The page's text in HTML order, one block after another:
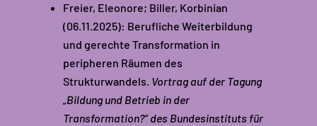
Freier, Eleonore; Biller, Korbinian
(06.11.2025): Berufliche Weiterbildung
und gerechte Transformation in
peripheren Räumen des
Strukturwandels. Vortrag auf der Tagung
„Bildung und Betrieb in der
Transformation?“ des Bundesinstituts für